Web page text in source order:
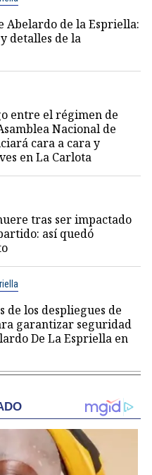
Abelardo de la Espriella:
detalles de la
entre el régimen de
Nacional de
cara a cara y
en La Carlota
tras ser impactado
así quedó
de los despliegues de
garantizar seguridad
De La Espriella en